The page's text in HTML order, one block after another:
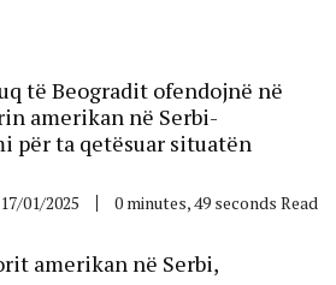
të Beogradit ofendojnë në
amerikan në Serbi-
për ta qetësuar situatën
17/01/2025 0 minutes, 49 seconds Read
amerikan në Serbi,